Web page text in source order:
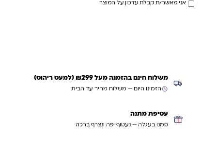
אני מאשר/ת קבלת עדכון על המוצר
משלוח חינם בהזמנה מעל ₪299 (למעט ריהוט)
הזמינו היום — משלוח מהיר עד הבית
עטיפת מתנה
סמנו בעגלה — נעטוף יפה ונצרף ברכה